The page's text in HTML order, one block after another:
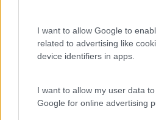
I want to allow Google to
related to advertising like
device identifiers in apps.
I want to allow my user data
Google for online advertising
Num mundo onde quase todos
académico, as competências
vindo a perder a sua importância,